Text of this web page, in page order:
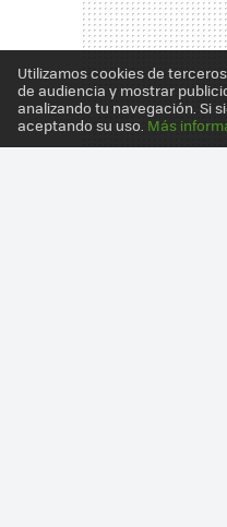
Utilizamos cookies de
de audiencia y mostrar
analizando tu navegación. Si
aceptando su uso. Más